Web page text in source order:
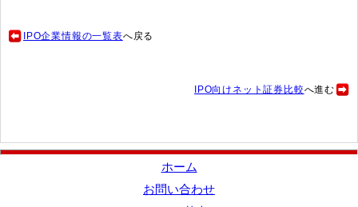
IPO企業情報の一覧表へ戻る
IPO向けネット証券比較へ進む
ホーム
お問い合わせ